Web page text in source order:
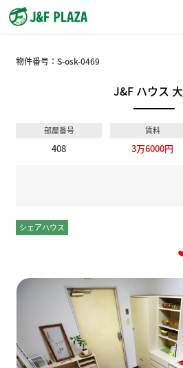
物件番号：S-osk-0469
J&F ハウス
部屋番号
408
賃料
3万6000円
シェアハウス